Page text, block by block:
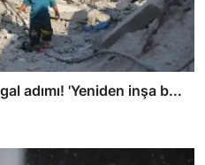
adımı! 'Yeniden inşa b...